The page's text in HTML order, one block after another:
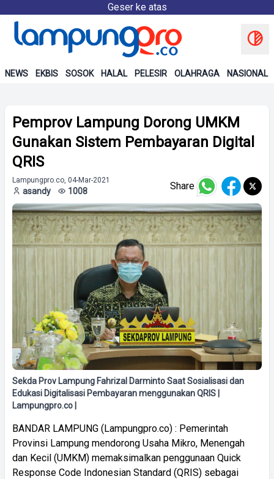
Geser ke atas
NEWS EKBIS SOSOK HALAL PELESIR OLAHRAGA NASIONAL
Pemprov Lampung Dorong UMKM
Gunakan Sistem Pembayaran Digital
QRIS
Lampungpro.co, 04-Mar-2021
asandy 1008 Share
Sekda Prov Lampung Fahrizal Darminto Saat Sosialisasi dan
Edukasi Digitalisasi Pembayaran menggunakan QRIS |
Lampungpro.co |
BANDAR LAMPUNG (Lampungpro.co) : Pemerintah
Provinsi Lampung mendorong Usaha Mikro, Menengah
dan Kecil (UMKM) memaksimalkan penggunaan Quick
Response Code Indonesian Standard (QRIS) sebagai